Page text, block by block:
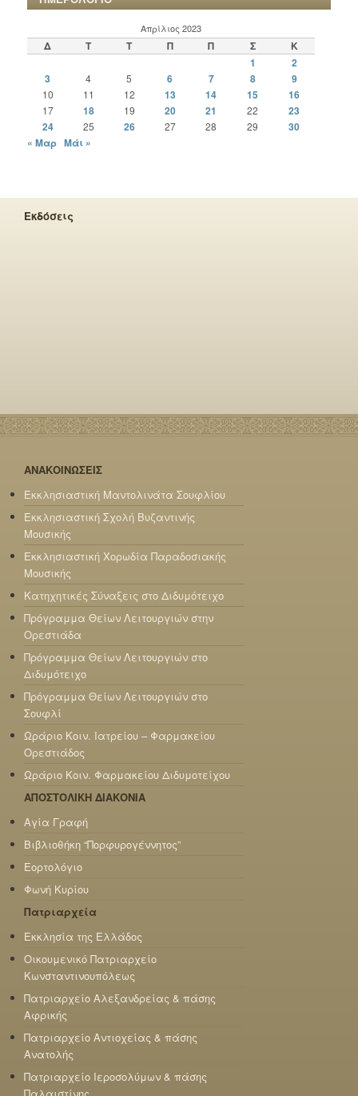
Απρίλιος 2023
Δ Τ Τ Π Π Σ
Κ
1
2
3
4 5 6 7 8 9
10 11 12 13 14 15 16
17 18 19 20 21 22
23
24
25 26 27 28 29
30
« Μαρ Μάι »
Εκδόσεις
ΑΝΑΚΟΙΝΩΣΕΙΣ
Εκκλησιαστική Μαντολινάτα Σουφλίου
Εκκλησιαστική Σχολή Βυζαντινής
Μουσικής
Εκκλησιαστική Χορωδία Παραδοσιακής
Μουσικής
Κατηχητικές Σύναξεις στο Διδυμότειχο
Πρόγραμμα Θείων Λειτουργιών στην
Ορεστιάδα
Πρόγραμμα Θείων Λειτουργιών στο
Διδυμότειχο
Πρόγραμμα Θείων Λειτουργιών στο
Σουφλί
Ωράριο Κοιν. Ιατρείου – Φαρμακείου
Ορεστιάδος
Ωράριο Κοιν. Φαρμακείου Διδυμοτείχου
ΑΠΟΣΤΟΛΙΚΗ ΔΙΑΚΟΝΙΑ
Αγία Γραφή
Βιβλιοθήκη “Πορφυρογέννητος”
Εορτολόγιο
Φωνή Κυρίου
Πατριαρχεία
Εκκλησία της Ελλάδος
Οικουμενικό Πατριαρχείο
Κωνσταντινουπόλεως
Πατριαρχείο Αλεξανδρείας & πάσης
Αφρικής
Πατριαρχείο Αντιοχείας & πάσης
Ανατολής
Πατριαρχείο Ιεροσολύμων & πάσης
Παλαιστίνης